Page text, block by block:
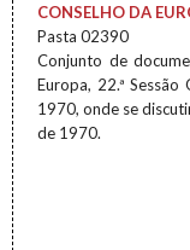
CONSELHO DA
Pasta 02390
Conjunto de
Europa, 22.ª
1970, onde se
de 1970.